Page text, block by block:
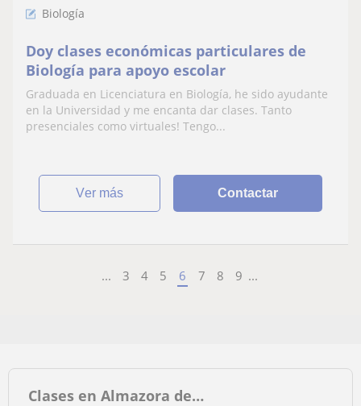
Biología
Doy clases económicas particulares de
Biología para apoyo escolar
Graduada en Licenciatura en Biología, he sido ayudante
en la Universidad y me encanta dar clases. Tanto
presenciales como virtuales! Tengo...
ver más Contactar
... 3 4 5 6 7 8 9 ...
Clases en Almazora de…